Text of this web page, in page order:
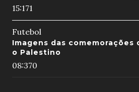
15:171
Futebol
Imagens das comemorações
o Palestino
08:370